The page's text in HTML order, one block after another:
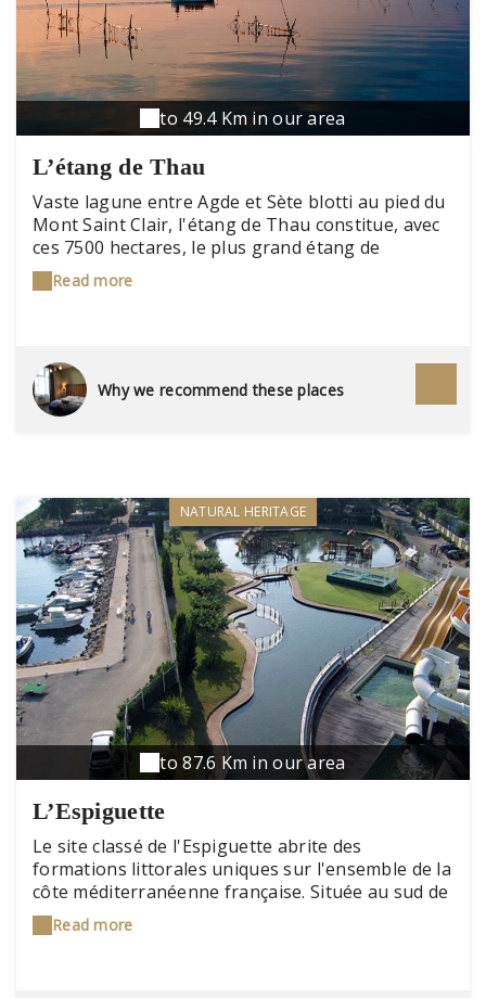
to 49.4 Km in our area
L’étang de Thau
Vaste lagune entre Agde et Sète blotti au pied du
Mont Saint Clair, l'étang de Thau constitue, avec
ces 7500 hectares, le plus grand étang de
Languedoc-Roussillon . Tout à la fois, parc
conchylicole, - et ce, depuis l'antiquité ! – mais
croisière qu'on en découvre l'histoire.
Read more
Why we recommend these places
NATURAL HERITAGE
to 87.6 Km in our area
L’Espiguette
Le site classé de l'Espiguette abrite des
formations littorales uniques sur l'ensemble de la
côte méditerranéenne française. Située au sud de
Port-Camargue et du Grau du Roi, cette plage de
10 km de long et de 700 mètres de large nous
Read more